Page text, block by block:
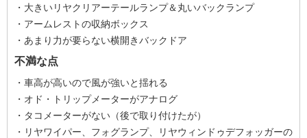
・大きいリヤクリアーテールランプ＆丸いバックランプ
・アームレストの収納ボックス
・あまり力が要らない横開きバックドア
不満な点
・車高が高いので風が強いと揺れる
・オド・トリップメーターがアナログ
・タコメーターがない（後で取り付けたが）
・リヤワイパー、フォグランプ、リヤウィンドゥデフォッガーの